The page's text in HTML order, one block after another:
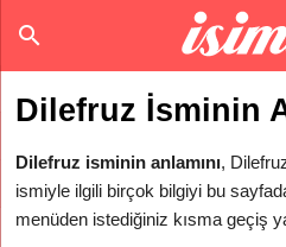
Dilefruz İsminin
Dilefruz isminin anlamını,
ismiyle ilgili birçok bilgiyi bu
menüden istediğiniz kısma geçiş